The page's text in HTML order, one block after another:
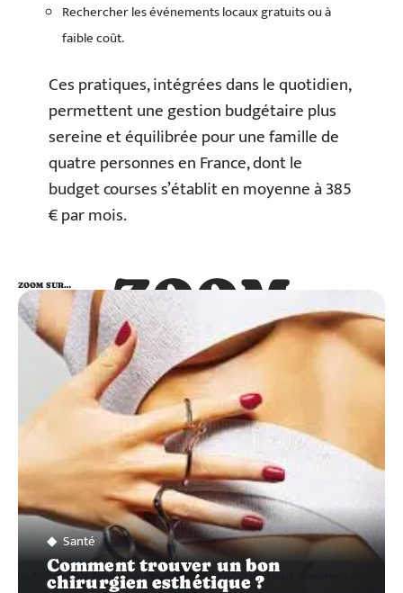
Rechercher les événements locaux gratuits ou à
faible coût.
Ces pratiques, intégrées dans le quotidien,
permettent une gestion budgétaire plus
sereine et équilibrée pour une famille de
quatre personnes en France, dont le
budget courses s’établit en moyenne à 385
€ par mois.
ZOOM
SUR…
ZOOM SUR…
Santé
Comment trouver un bon
chirurgien esthétique ?